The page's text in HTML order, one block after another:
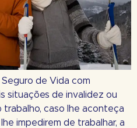
de Vida com
situações de invalidez ou
caso lhe aconteça
impedirem de trabalhar, a